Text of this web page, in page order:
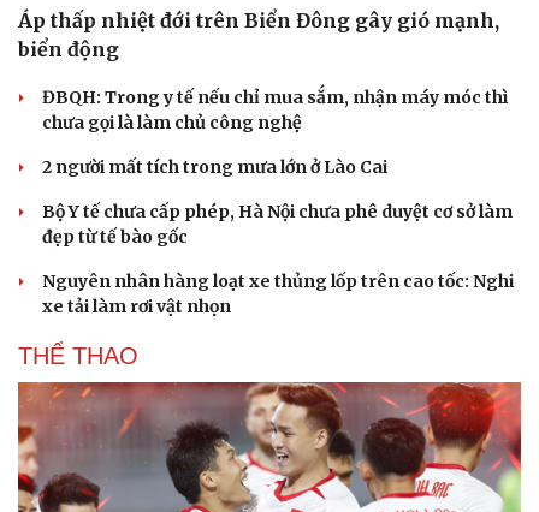
Áp thấp nhiệt đới trên Biển Đông gây gió mạnh,
biển động
ĐBQH: Trong y tế nếu chỉ mua sắm, nhận máy móc thì
chưa gọi là làm chủ công nghệ
2 người mất tích trong mưa lớn ở Lào Cai
Bộ Y tế chưa cấp phép, Hà Nội chưa phê duyệt cơ sở làm
đẹp từ tế bào gốc
Nguyên nhân hàng loạt xe thủng lốp trên cao tốc: Nghi
xe tải làm rơi vật nhọn
THỂ THAO